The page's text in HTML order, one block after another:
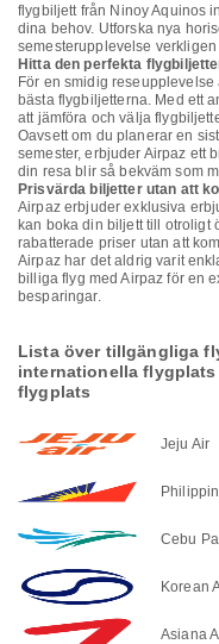
flygbiljett från Ninoy Aquinos
dina behov. Utforska nya
semesterupplevelse
Hitta den perfekta
För en smidig
bästa flygbiljetterna. Med ett
att jämföra och välja
Oavsett om du planerar en
semester, erbjuder Airpaz ett
din resa blir så bekväm som
Prisvärda biljetter utan att
Airpaz erbjuder exklusiva
kan boka din biljett till otroligt
rabatterade priser utan att
Airpaz har det aldrig varit
billiga flyg med Airpaz för en
besparingar.
Lista över tillgängliga
internationella
flygplats
Jeju Air
Cebu
Korean
Asiana